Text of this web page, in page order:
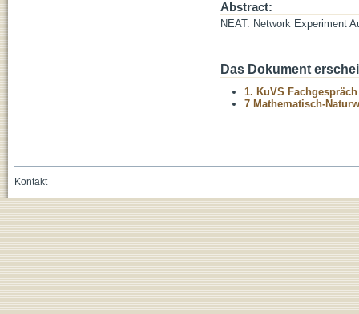
Abstract:
NEAT: Network Experiment
Das Dokument
1. KuVS
7 Mathematisch-
Kontakt